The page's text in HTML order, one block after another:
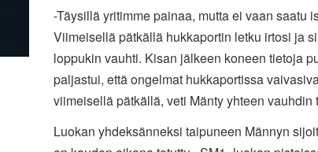
-Täysillä yritimme painaa, mutta ei vaan saatu
Viimeisellä pätkällä hukkaportin letku irtosi ja
loppukin vauhti. Kisan jälkeen koneen tietoja
paljastui, että ongelmat hukkaportissa
viimeisellä pätkällä, veti Mänty yhteen vauhdin
Luokan yhdeksänneksi taipuneen Männyn